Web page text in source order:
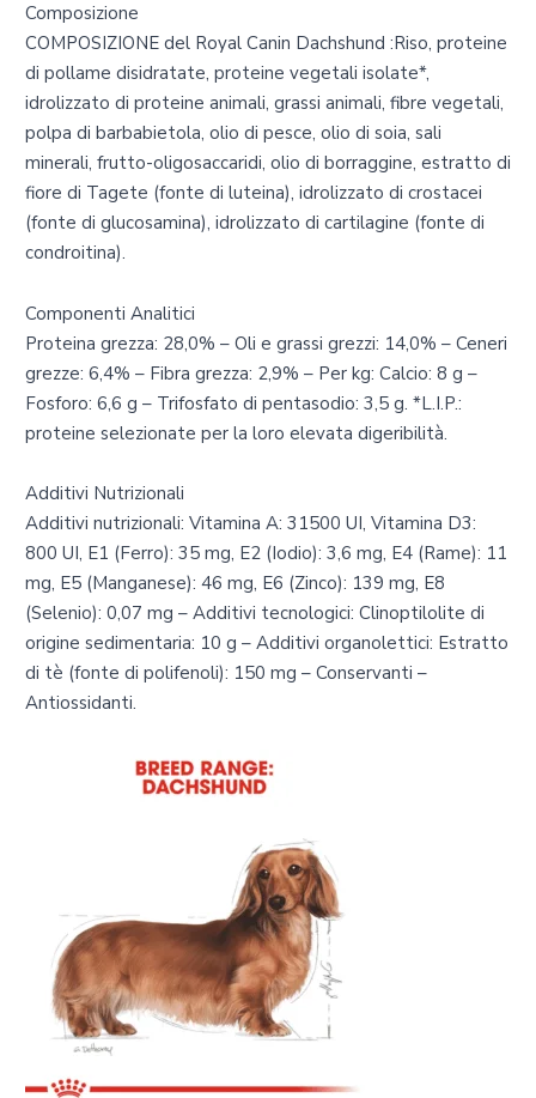
Composizione
COMPOSIZIONE del Royal Canin Dachshund :Riso, proteine
di pollame disidratate, proteine vegetali isolate*,
idrolizzato di proteine animali, grassi animali, fibre vegetali,
polpa di barbabietola, olio di pesce, olio di soia, sali
minerali, frutto-oligosaccaridi, olio di borraggine, estratto di
fiore di Tagete (fonte di luteina), idrolizzato di crostacei
(fonte di glucosamina), idrolizzato di cartilagine (fonte di
condroitina).
Componenti Analitici
Proteina grezza: 28,0% – Oli e grassi grezzi: 14,0% – Ceneri
grezze: 6,4% – Fibra grezza: 2,9% – Per kg: Calcio: 8 g –
Fosforo: 6,6 g – Trifosfato di pentasodio: 3,5 g. *L.I.P.:
proteine selezionate per la loro elevata digeribilità.
Additivi Nutrizionali
Additivi nutrizionali: Vitamina A: 31500 UI, Vitamina D3:
800 UI, E1 (Ferro): 35 mg, E2 (Iodio): 3,6 mg, E4 (Rame): 11
mg, E5 (Manganese): 46 mg, E6 (Zinco): 139 mg, E8
(Selenio): 0,07 mg – Additivi tecnologici: Clinoptilolite di
origine sedimentaria: 10 g – Additivi organolettici: Estratto
di tè (fonte di polifenoli): 150 mg – Conservanti –
Antiossidanti.